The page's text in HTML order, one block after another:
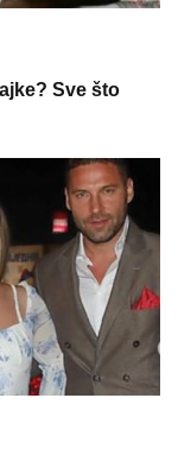
Sve što